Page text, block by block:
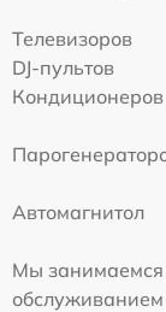
Телевизоров
DJ-пультов
Кондиционеров
Автомагнитол
Мы занимаемся
обслуживанием